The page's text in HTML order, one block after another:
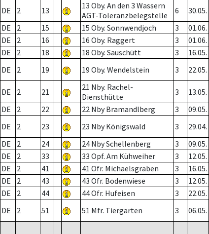
DE
2 13
13 Oby. An den 3 Wassern
AGT-Toleranzbelegstelle
6 30.05.
DE
2 15 15 Oby. Sonnwendjoch 3 01.06.
DE
2 16 16 Oby. Raggert 3 01.06.
DE
2 18 18 Oby. Sauschütt 3 16.05.
DE
2 19 19 Oby. Wendelstein 3 22.05.
DE 2 21
21 Nby. Rachel-
Diensthütte
3 13.05.
DE
2 22 22 Nby Bramandlberg 3 09.05.
DE
2 23 23 Nby Königswald 3 29.04.
DE
2 24 24 Nby Schellenberg 3 09.05.
DE
2 33 33 Opf. Am Kühweiher 3 12.05.
DE
2 41 41 Ofr. Michaelsgraben 3 16.05.
DE
2 43 43 Ofr. Bodenwiese 3 12.05.
DE
2 44 44 Ofr. Hufeisen 3 22.05.
DE
2 51 51 Mfr. Tiergarten 3 06.05.